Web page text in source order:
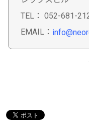
TEL： 052-681-
EMAIL：